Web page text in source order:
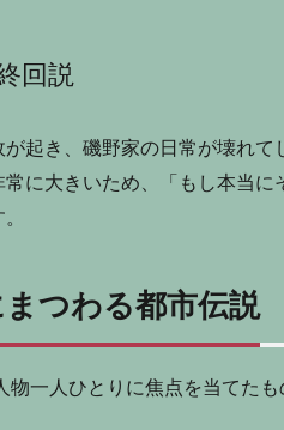
回説
起き、磯野家の日常が壊れ
に大きいため、「もし本当に
つわる都市伝説
一人ひとりに焦点を当てたも